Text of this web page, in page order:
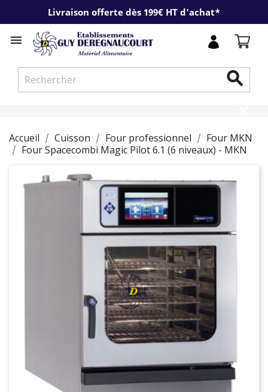
Livraison offerte dès 199€ HT d'achat*


Accueil Cuisson Four professionnel
Four MKN
Four Spacecombi Magic Pilot 6.1 (6 niveaux) - MKN